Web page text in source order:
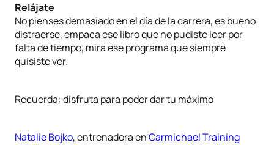
Relájate
No pienses demasiado en el día de la carrera, es bueno
distraerse, empaca ese libro que no pudiste leer por
falta de tiempo, mira ese programa que siempre
quisiste ver.
Recuerda: disfruta para poder dar tu máximo
Natalie Bojko, entrenadora enCarmichael Training